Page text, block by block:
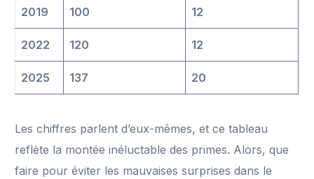
2019 100 12
2022 120 12
2025 137 20
Les chiffres parlent d’eux-mêmes, et ce tableau
reflète la montée inéluctable des primes. Alors, que
faire pour éviter les mauvaises surprises dans le